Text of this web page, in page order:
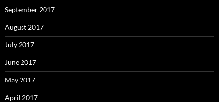
September 2017
August 2017
July 2017
June 2017
May 2017
April 2017